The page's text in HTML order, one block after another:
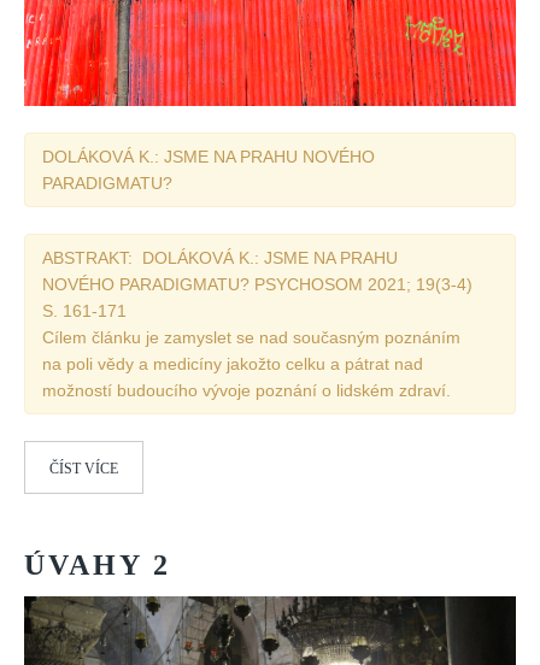
DOLÁKOVÁ K.: JSME NA PRAHU NOVÉHO
PARADIGMATU?
ABSTRAKT: DOLÁKOVÁ K.: JSME NA PRAHU
NOVÉHO PARADIGMATU? PSYCHOSOM 2021; 19(3-4)
S. 161-171
Cílem článku je zamyslet se nad současným poznáním
na poli vědy a medicíny jakožto celku a pátrat nad
možností budoucího vývoje poznání o lidském zdraví.
ČÍST VÍCE
ÚVAHY 2